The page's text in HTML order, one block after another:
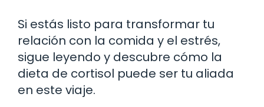
Si estás listo para transformar tu
relación con la comida y el estrés,
sigue leyendo y descubre cómo la
dieta de cortisol puede ser tu aliada
en este viaje.